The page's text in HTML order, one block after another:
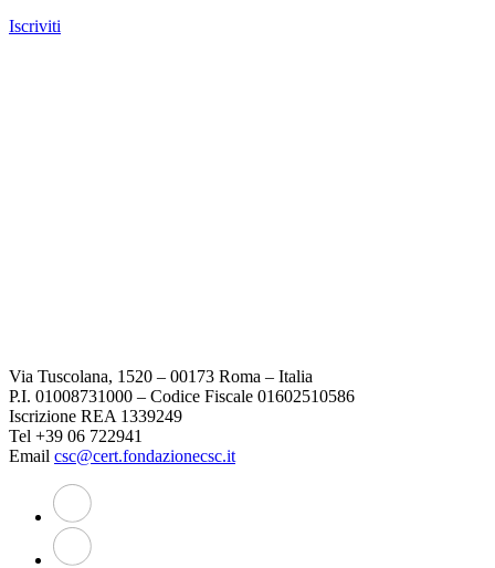
Iscriviti
Via Tuscolana, 1520 – 00173 Roma – Italia
P.I. 01008731000 – Codice Fiscale 01602510586
Iscrizione REA 1339249
Tel +39 06 722941
Email csc@cert.fondazionecsc.it